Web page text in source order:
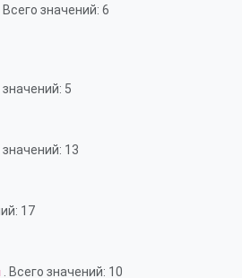
. Всего значений: 6
значений: 5
значений: 13
17
. Всего значений: 10